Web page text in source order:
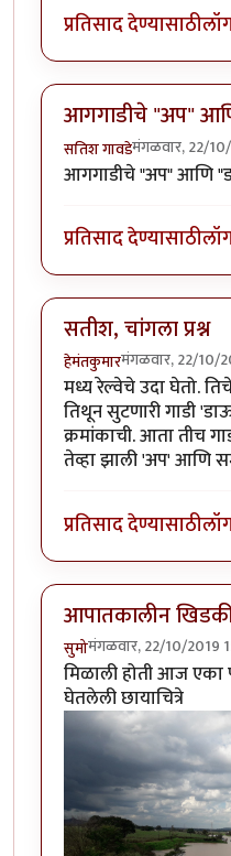
प्रतिसाद देण्यासाठी
आगगाडीचे "अप"
सतिश गावडेमंगळवार, 22/
आगगाडीचे "अप" आणि
प्रतिसाद देण्यासाठी
सतीश, चांगला प्रश्न
हेमंतकुमारमंगळवार, 22/10/
मध्य रेल्वेचे उदा घेतो.
तिथून सुटणारी गाडी
क्रमांकाची. आता तीच
तेव्हा झाली 'अप' आणि
प्रतिसाद देण्यासाठी
आपातकालीन
सुमोमंगळवार, 22/10/2019
मिळाली होती आज एका
घेतलेली छायाचित्रे